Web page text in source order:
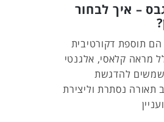
– איך לבחור
הם תוספת דקורטיבית
מראה קלאסי, אלגנטי
להדגשת
תאורה נסתרת וליצירת